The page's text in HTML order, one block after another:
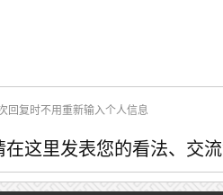
回复时不用重新输入个人信息
这里发表您的看法、交